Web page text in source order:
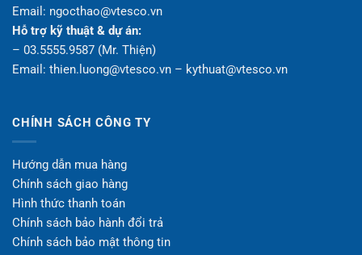
Email: ngocthao@vtesco.vn
Hỗ trợ kỹ thuật & dự án:
– 03.5555.9587 (Mr. Thiện)
Email: thien.luong@vtesco.vn – kythuat@vtesco.vn
CHÍNH SÁCH CÔNG TY
Hướng dẫn mua hàng
Chính sách giao hàng
Hình thức thanh toán
Chính sách bảo hành đổi trả
Chính sách bảo mật thông tin